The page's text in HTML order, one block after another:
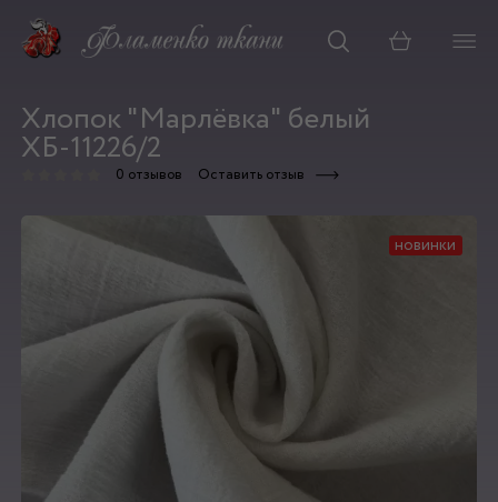
Корзина
Хлопок "Марлёвка" белый
ХБ-11226/2
0 отзывов Оставить отзыв
новинки